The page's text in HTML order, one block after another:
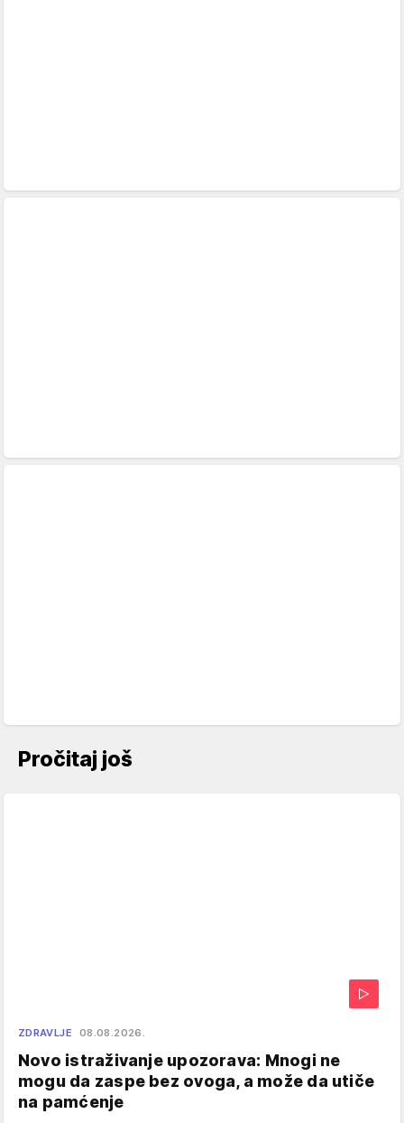
Pročitaj još
ZDRAVLJE 08.08.2026.
Novo istraživanje upozorava: Mnogi ne
mogu da zaspe bez ovoga, a može da utiče
na pamćenje